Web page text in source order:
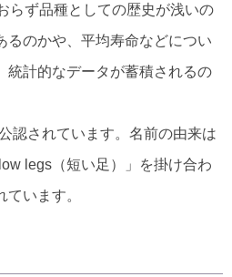
らず品種としての歴史が浅いの
るのかや、平均寿命などについ
統計的なデータが蓄積されるの
認されています。名前の由来は
legs（短い足）」を掛け合わ
います。